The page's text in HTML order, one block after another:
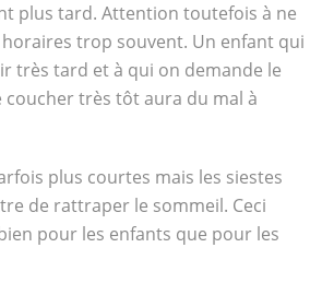
plus tard. Attention toutefois à ne
trop souvent. Un enfant qui
très tard et à qui on demande le
coucher très tôt aura du mal à
plus courtes mais les siestes
de rattraper le sommeil. Ceci
pour les enfants que pour les